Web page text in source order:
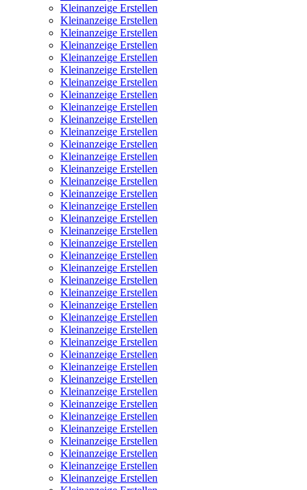
Kleinanzeige Erstellen
Kleinanzeige Erstellen
Kleinanzeige Erstellen
Kleinanzeige Erstellen
Kleinanzeige Erstellen
Kleinanzeige Erstellen
Kleinanzeige Erstellen
Kleinanzeige Erstellen
Kleinanzeige Erstellen
Kleinanzeige Erstellen
Kleinanzeige Erstellen
Kleinanzeige Erstellen
Kleinanzeige Erstellen
Kleinanzeige Erstellen
Kleinanzeige Erstellen
Kleinanzeige Erstellen
Kleinanzeige Erstellen
Kleinanzeige Erstellen
Kleinanzeige Erstellen
Kleinanzeige Erstellen
Kleinanzeige Erstellen
Kleinanzeige Erstellen
Kleinanzeige Erstellen
Kleinanzeige Erstellen
Kleinanzeige Erstellen
Kleinanzeige Erstellen
Kleinanzeige Erstellen
Kleinanzeige Erstellen
Kleinanzeige Erstellen
Kleinanzeige Erstellen
Kleinanzeige Erstellen
Kleinanzeige Erstellen
Kleinanzeige Erstellen
Kleinanzeige Erstellen
Kleinanzeige Erstellen
Kleinanzeige Erstellen
Kleinanzeige Erstellen
Kleinanzeige Erstellen
Kleinanzeige Erstellen